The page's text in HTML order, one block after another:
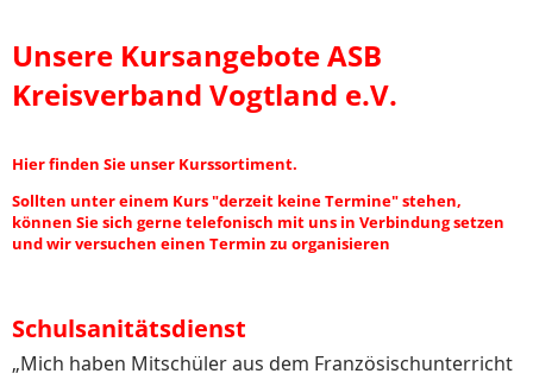
Unsere Kursangebote ASB
Kreisverband Vogtland e.V.
Hier finden Sie unser Kurssortiment.
Sollten unter einem Kurs "derzeit keine Termine" stehen,
können Sie sich gerne telefonisch mit uns in Verbindung setzen
und wir versuchen einen Termin zu organisieren
Schulsanitätsdienst
„Mich haben Mitschüler aus dem Französischunterricht